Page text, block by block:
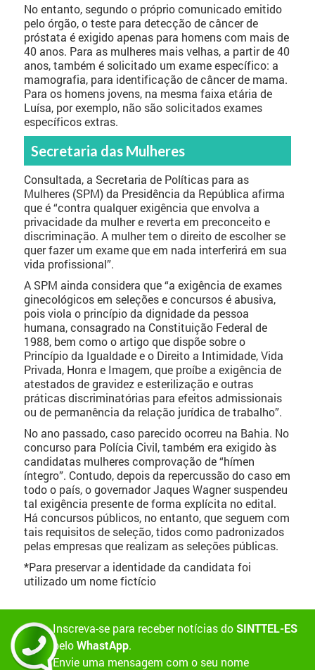
No entanto, segundo o próprio comunicado emitido
pelo órgão, o teste para detecção de câncer de
próstata é exigido apenas para homens com mais de
40 anos. Para as mulheres mais velhas, a partir de 40
anos, também é solicitado um exame específico: a
mamografia, para identificação de câncer de mama.
Para os homens jovens, na mesma faixa etária de
Luísa, por exemplo, não são solicitados exames
específicos extras.
Secretaria das Mulheres
Consultada, a Secretaria de Políticas para as
Mulheres (SPM) da Presidência da República afirma
que é “contra qualquer exigência que envolva a
privacidade da mulher e reverta em preconceito e
discriminação. A mulher tem o direito de escolher se
quer fazer um exame que em nada interferirá em sua
vida profissional”.
A SPM ainda considera que “a exigência de exames
ginecológicos em seleções e concursos é abusiva,
pois viola o princípio da dignidade da pessoa
humana, consagrado na Constituição Federal de
1988, bem como o artigo que dispõe sobre o
Princípio da Igualdade e o Direito a Intimidade, Vida
Privada, Honra e Imagem, que proíbe a exigência de
atestados de gravidez e esterilização e outras
práticas discriminatórias para efeitos admissionais
ou de permanência da relação jurídica de trabalho”.
No ano passado, caso parecido ocorreu na Bahia. No
concurso para Polícia Civil, também era exigido às
candidatas mulheres comprovação de “hímen
íntegro”. Contudo, depois da repercussão do caso em
todo o país, o governador Jaques Wagner suspendeu
tal exigência presente de forma explícita no edital.
Há concursos públicos, no entanto, que seguem com
tais requisitos de seleção, tidos como padronizados
pelas empresas que realizam as seleções públicas.
*Para preservar a identidade da candidata foi
utilizado um nome fictício
Inscreva-se para receber notícias doSINTTEL-ES
peloWhastApp.
Envie uma mensagem com o seu nome